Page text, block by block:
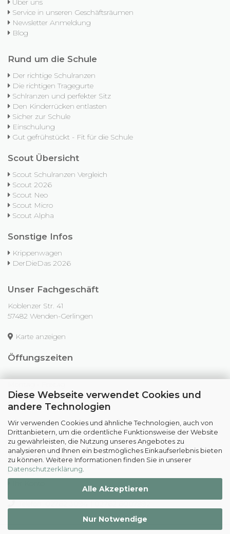
Diese Webseite verwendet Cookies und
andere Technologien
Wir verwenden Cookies und ähnliche Technologien, auch von
Drittanbietern, um die ordentliche Funktionsweise der Website
zu gewährleisten, die Nutzung unseres Angebotes zu
analysieren und Ihnen ein bestmögliches Einkaufserlebnis bieten
zu können. Weitere Informationen finden Sie in unserer
Datenschutzerklärung
Alle Akzeptieren
Nur Notwendige
Über uns
Service in unseren Geschäftsräumen
Newsletter Anmeldung
Blog
Rund um die Schule
Der richtige Schulranzen
Die richtigen Tragegurte
Schlranzen und perfekter Sitz
Den Kinderrücken entlasten
Sicher zur Schule
Einschulung
Gut gefrühstückt - Fit für die Schule
Scout Übersicht
Scout Schulranzen Vergleich
Scout 2026
Scout Neo
Scout Micro
Scout Alpha
Sonstige Infos
Krippenwagen
DerDieDas 2026
Unser Fachgeschäft
Koblenzer Str. 41
57482 Wenden-Gerlingen
Karte anzeigen
Öffungszeiten
09:00 - 12:30 Uhr
14:30 - 18:00 Uhr
Samstag
09:00 - 12:30 Uhr
Kundenservice
Kontakt